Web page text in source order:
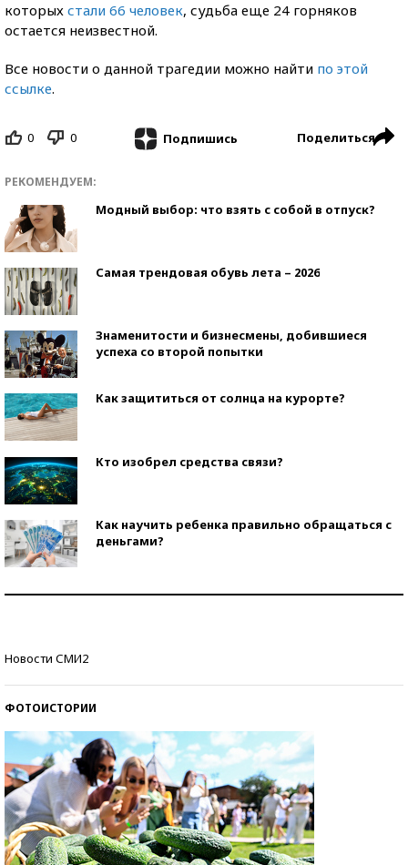
которых стали 66 человек, судьба еще 24 горняков
остается неизвестной.
Все новости о данной трагедии можно найти по этой
ссылке.
0 0 Подпишись Поделиться
РЕКОМЕНДУЕМ:
Модный выбор: что взять с собой в отпуск?
Самая трендовая обувь лета – 2026
Знаменитости и бизнесмены, добившиеся
успеха со второй попытки
Как защититься от солнца на курорте?
Кто изобрел средства связи?
Как научить ребенка правильно обращаться с
деньгами?
Новости СМИ2
ФОТОИСТОРИИ